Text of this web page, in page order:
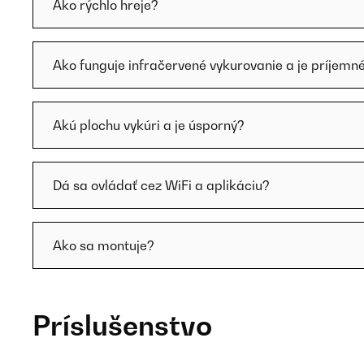
Ako rýchlo hreje?
Ako funguje infračervené vykurovanie a je
Akú plochu vykúri a je úsporný?
Dá sa ovládať cez WiFi a aplikáciu?
Ako sa montuje?
Príslušenstvo